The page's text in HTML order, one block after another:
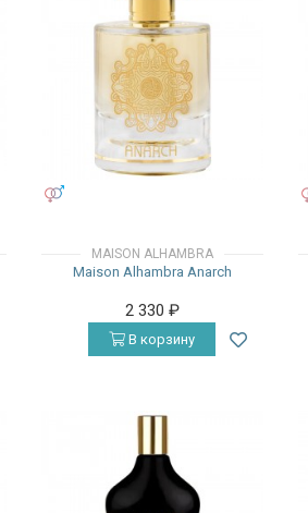
MAISON ALHAMBRA
Maison Alhambra Anarch
2 330 ₽
В корзину